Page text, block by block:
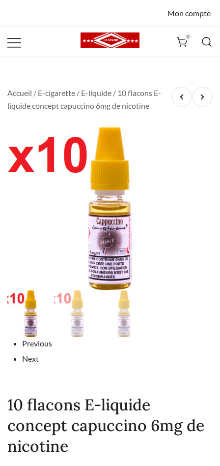
Mon compte
0
Accueil / E-cigarette / E-liquide / 10 flacons E-
liquide concept capuccino 6mg de nicotine
Previous
Next
10 flacons E-liquide
concept capuccino 6mg de
nicotine